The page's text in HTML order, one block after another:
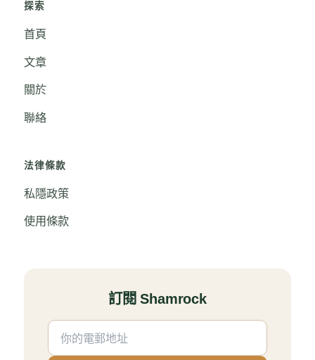
探索
首頁
文章
關於
聯絡
法律條款
私隱政策
使用條款
訂閱 Shamrock